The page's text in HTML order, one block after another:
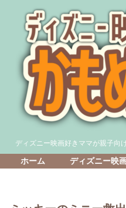
ディズニー映画好きママが親子向
ホーム ディズニー映